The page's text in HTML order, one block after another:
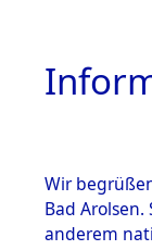
Wir
Bad
anderem